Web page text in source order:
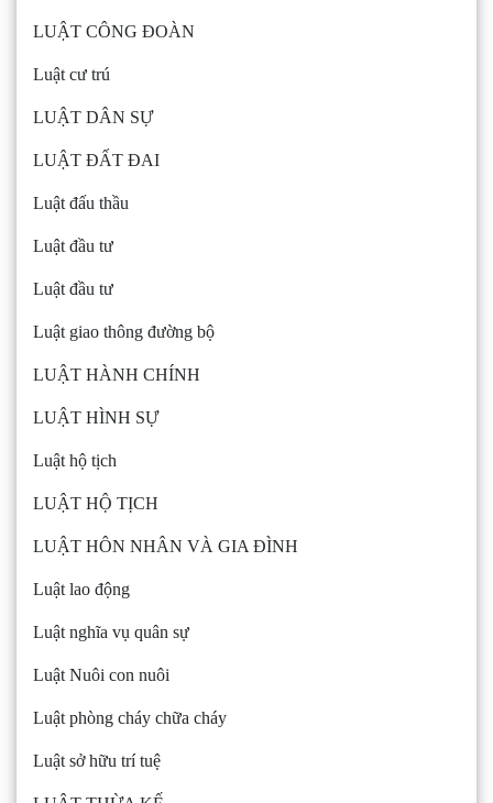
LUẬT CÔNG ĐOÀN
Luật cư trú
LUẬT DÂN SỰ
LUẬT ĐẤT ĐAI
Luật đấu thầu
Luật đầu tư
Luật đầu tư
Luật giao thông đường bộ
LUẬT HÀNH CHÍNH
LUẬT HÌNH SỰ
Luật hộ tịch
LUẬT HỘ TỊCH
LUẬT HÔN NHÂN VÀ GIA ĐÌNH
Luật lao động
Luật nghĩa vụ quân sự
Luật Nuôi con nuôi
Luật phòng cháy chữa cháy
Luật sở hữu trí tuệ